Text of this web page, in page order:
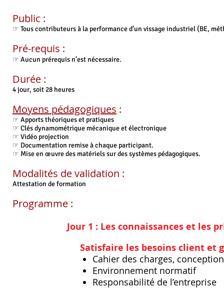
Public :
☞ Tous contributeurs à la performance d’un vissage industriel (BE,
Pré-requis :
☞ Aucun prérequis n’est nécessaire.
Durée :
4jour, soit 28 heures
Moyens pédagogiques :
☞ Apports théoriques et pratiques
☞ Clés dynamométrique mécanique et électronique
☞ Vidéo projection
☞ Documentation remise à chaque participant.
☞ Mise en œuvre des matériels sur des systèmes pédagogiques.
Modalités de validation :
Attestation de formation
Programme :
Jour 1 : Les connaissances et les
Satisfaire les besoins client et
Cahier des charges,
Environnement normatif
Responsabilité de l’entreprise